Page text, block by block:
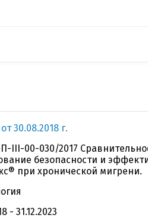
30.08.2018 г.
III-00-030/2017
безопасности и
при хронической мигрени.
- 31.12.2023